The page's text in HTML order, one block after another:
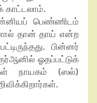
காட்டலாம்.
பெண்ணிடம்
தான் தாய் என்ற
பின்னர்
ஓதப்பட்டுக்
நாயகம் (ஸல்)